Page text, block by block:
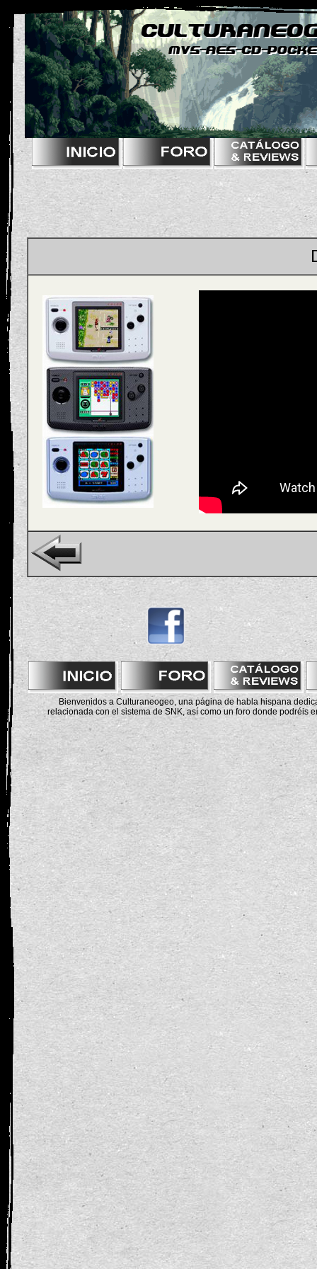
Bienvenidos a Culturaneogeo, una página de habla hispana
relacionada con el sistema de SNK, así como un foro donde podréis